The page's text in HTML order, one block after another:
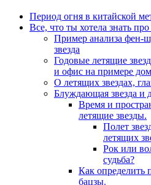
Период огня в китайской
Все, что ты хотела знать
Пример анализа фен-
звезда
Годовые летящие
и офис на примере
О летящих звездах,
Блуждающая звезда и
Время и
летящие звезды.
Полет
летящих
Рок или
судьба?
Как определить
бацзы.